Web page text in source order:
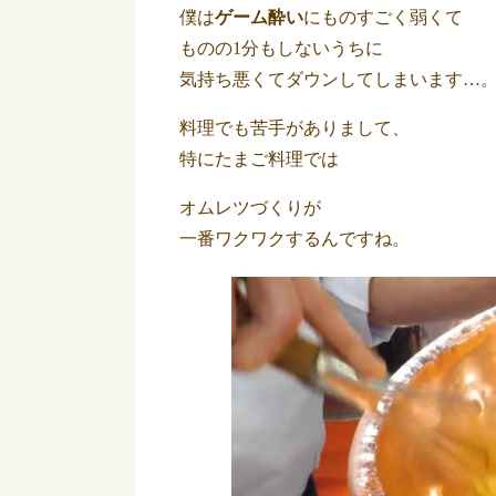
僕はゲーム酔いにものすごく弱くて
ものの1分もしないうちに
気持ち悪くてダウンしてしまいます…
料理でも苦手がありまして、
特にたまご料理では
オムレツづくりが
一番ワクワクするんですね。